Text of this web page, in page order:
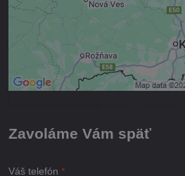
Povoliť a zapamätať - súhlas s
druhom cookie: Funkčné
Otvoriť obsah v novom okne
Zavoláme Vám späť
Váš telefón *